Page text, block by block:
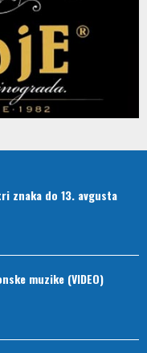
znaka do 13. avgusta
muzike (VIDEO)